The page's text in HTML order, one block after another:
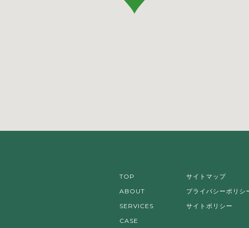
TOP
ABOUT
SERVICES
CASE
サイトマップ
プライバシーポリシ
サイトポリシー